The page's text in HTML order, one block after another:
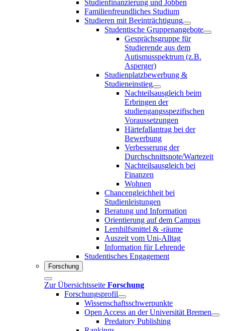
Studienfinanzierung und Jobben
Familienfreundliches Studium
Studieren mit Beeinträchtigung
Studentische Gruppenangebote
Gesprächsgruppe für
Studierende aus dem
Autismusspektrum (z.B.
Asperger)
Studienplatzbewerbung &
Studieneinstieg
Nachteilsausgleich beim
Erbringen der
studiengangsspezifischen
Voraussetzungen
Härtefallantrag bei der
Bewerbung
Verbesserung der
Durchschnittsnote/Wartezeit
Nachteilsausgleich bei
Finanzen
Wohnen
Chancengleichheit bei
Studienleistungen
Beratung und Information
Orientierung auf dem Campus
Lernhilfsmittel & -räume
Auszeit vom Uni-Alltag
Information für Lehrende
Studentisches Engagement
Forschung
Zur Übersichtsseite Forschung
Forschungsprofil
Wissenschaftsschwerpunkte
Open Access an der Universität Bremen
Predatory Publishing